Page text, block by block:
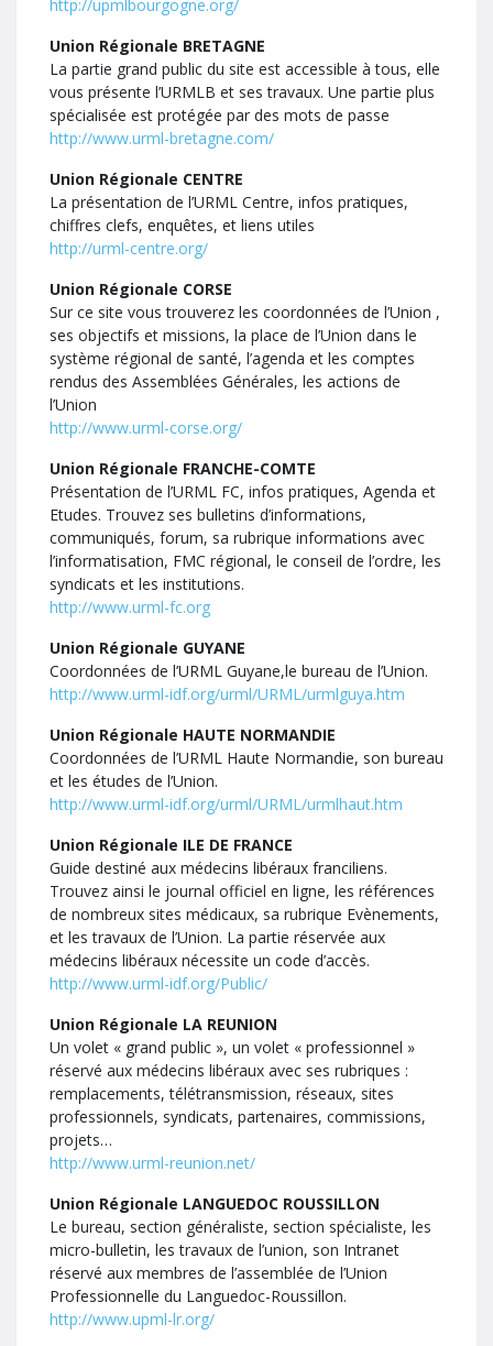
http://upmlbourgogne.org/
Union Régionale BRETAGNE
La partie grand public du site est accessible à tous, elle
vous présente l’URMLB et ses travaux. Une partie plus
spécialisée est protégée par des mots de passe
http://www.urml-bretagne.com/
Union Régionale CENTRE
La présentation de l’URML Centre, infos pratiques,
chiffres clefs, enquêtes, et liens utiles
http://urml-centre.org/
Union Régionale CORSE
Sur ce site vous trouverez les coordonnées de l’Union ,
ses objectifs et missions, la place de l’Union dans le
système régional de santé, l’agenda et les comptes
rendus des Assemblées Générales, les actions de
l’Union
http://www.urml-corse.org/
Union Régionale FRANCHE-COMTE
Présentation de l’URML FC, infos pratiques, Agenda et
Etudes. Trouvez ses bulletins d’informations,
communiqués, forum, sa rubrique informations avec
l’informatisation, FMC régional, le conseil de l’ordre, les
syndicats et les institutions.
http://www.urml-fc.org
Union Régionale GUYANE
Coordonnées de l’URML Guyane,le bureau de l’Union.
http://www.urml-idf.org/urml/URML/urmlguya.htm
Union Régionale HAUTE NORMANDIE
Coordonnées de l’URML Haute Normandie, son bureau
et les études de l’Union.
http://www.urml-idf.org/urml/URML/urmlhaut.htm
Union Régionale ILE DE FRANCE
Guide destiné aux médecins libéraux franciliens.
Trouvez ainsi le journal officiel en ligne, les références
de nombreux sites médicaux, sa rubrique Evènements,
et les travaux de l’Union. La partie réservée aux
médecins libéraux nécessite un code d’accès.
http://www.urml-idf.org/Public/
Union Régionale LA REUNION
Un volet « grand public », un volet « professionnel »
réservé aux médecins libéraux avec ses rubriques :
remplacements, télétransmission, réseaux, sites
professionnels, syndicats, partenaires, commissions,
projets…
http://www.urml-reunion.net/
Union Régionale LANGUEDOC ROUSSILLON
Le bureau, section généraliste, section spécialiste, les
micro-bulletin, les travaux de l’union, son Intranet
réservé aux membres de l’assemblée de l’Union
Professionnelle du Languedoc-Roussillon.
http://www.upml-lr.org/